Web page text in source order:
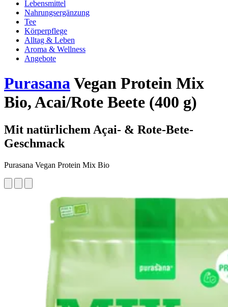
Lebensmittel
Nahrungsergänzung
Tee
Körperpflege
Alltag & Leben
Aroma & Wellness
Angebote
PurasanaVegan Protein Mix
Bio, Acai/Rote Beete (400 g)
Mit natürlichem Açai- & Rote-Bete-
Geschmack
Purasana Vegan Protein Mix Bio